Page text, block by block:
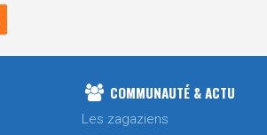
COMMUNAUTÉ & ACTU
Les zagaziens